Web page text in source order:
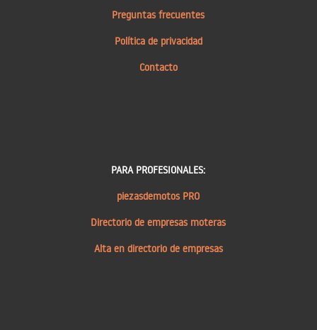
Preguntas frecuentes
Política de privacidad
Contacto
PARA PROFESIONALES:
piezasdemotos PRO
Directorio de empresas moteras
Alta en directorio de empresas